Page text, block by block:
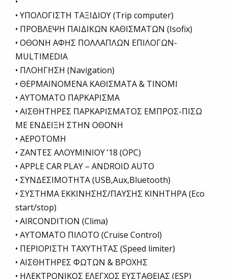
• ΥΠΟΛΟΓΙΣΤΗ ΤΑΞΙΔΙΟΥ (Trip computer)
• ΠΡΟΒΛΕΨΗ ΠΑΙΔΙΚΩΝ ΚΑΘΙΣΜΑΤΩΝ (Isofix)
• ΟΘΟΝΗ AΦΗΣ ΠΟΛΛΑΠΛΩΝ ΕΠΙΛΟΓΩΝ-
MULTIMEDIA
• ΠΛΟΗΓΗΣΗ (Navigation)
• ΘΕΡΜΑΙΝΟΜΕΝΑ ΚΑΘΙΣΜΑΤΑ & ΤΙΝΟΜΙ
• ΑΥΤΟΜΑΤΟ ΠΑΡΚΑΡΙΣΜΑ
• ΑΙΣΘΗΤΗΡΕΣ ΠΑΡΚΑΡΙΣΜΑΤΟΣ ΕΜΠΡΟΣ-ΠΙΣΩ
ΜΕ ΕΝΔΕΙΞΗ ΣΤΗΝ ΟΘΟΝΗ
• ΑΕΡΟΤΟΜΗ
• ΖΑΝΤΕΣ ΑΛΟΥΜΙΝΙΟΥ ’18 (OPC)
• APPLE CAR PLAY – ANDROID AUTO
• ΣΥΝΔΕΣΙΜΟΤΗΤΑ (USB,Aux,Bluetooth)
• ΣΥΣΤΗΜΑ ΕΚΚΙΝΗΣΗΣ/ΠΑΥΣΗΣ ΚΙΝΗΤΗΡΑ (Eco
start/stop)
• AIRCONDITION (Clima)
• ΑΥΤΟΜΑΤΟ ΠΙΛΟΤΟ (Cruise Control)
• ΠΕΡΙΟΡΙΣΤΗ ΤΑΧΥΤΗΤΑΣ (Speed limiter)
• ΑΙΣΘΗΤΗΡΕΣ ΦΩΤΩΝ & ΒΡΟΧΗΣ
• ΗΛΕΚΤΡΟΝΙΚΟΣ ΕΛΕΓΧΟΣ ΕΥΣΤΑΘΕΙΑΣ (ESP)